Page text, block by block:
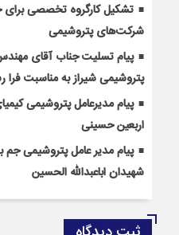
تشکیل کارگروه تخصصی
شرکت‌های پتروشیمی
پیام تسلیت جناب آقای
پتروشیمی شیراز به مناسبت
پیام مدیرعامل پتروشیمی
اربعین حسینی
پیام مدیر عامل پتروشیمی جم
شهیدان اباعبدالله الحسین